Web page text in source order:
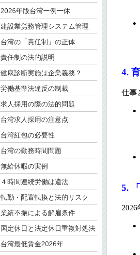
2026年版台湾一例一休
建設業労務管理システム管理
台湾の「責任制」の正体
責任制の法的説明
健康診断実施は企業義務？
労働基準法違反の制裁
求人採用の際の法的問題
台湾求人採用の注意点
台湾紅包の必要性
台湾の勤務時間問題
無給休暇の実例
４時間連続労働は違法
転勤・配置転換と法的リスク
業績不振による解雇条件
国定休日と法定休日重複対処法
台湾最低賃金2026年
4.
仕事
5.